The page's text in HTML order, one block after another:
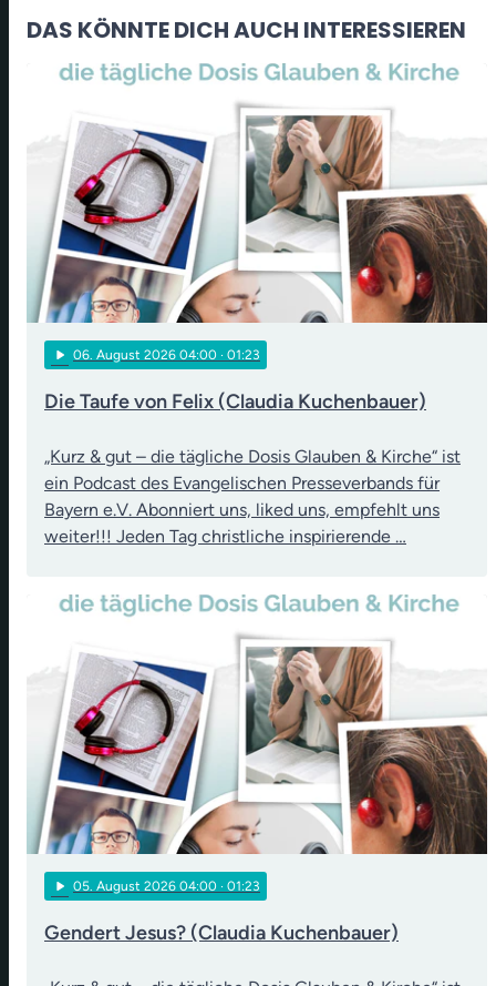
DAS KÖNNTE DICH AUCH INTERESSIEREN
play_arrow 06. August 2026 04:00 · 01:23
Die Taufe von Felix (Claudia Kuchenbauer)
„Kurz & gut – die tägliche Dosis Glauben & Kirche“ ist
ein Podcast des Evangelischen Presseverbands für
Bayern e.V. Abonniert uns, liked uns, empfehlt uns
weiter!!! Jeden Tag christliche inspirierende …
play_arrow 05. August 2026 04:00 · 01:23
Gendert Jesus? (Claudia Kuchenbauer)